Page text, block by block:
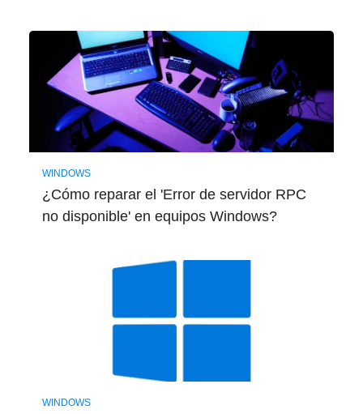
WINDOWS
¿Cómo reparar el 'Error de servidor RPC
no disponible' en equipos Windows?
WINDOWS